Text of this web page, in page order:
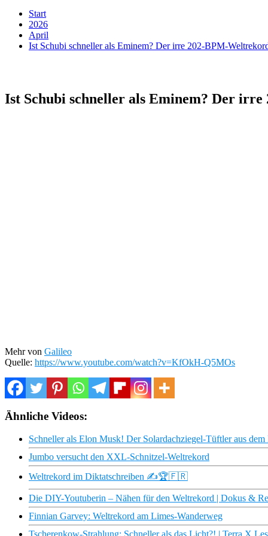
Start
2026
April
Ist Schubi schneller als Eminem? Der irre 202-BPM-
Ist Schubi schneller als Eminem? Der
Mehr von Galileo
Quelle: https://www.youtube.com/watch?v=KfOkH-Q5MOs
Ähnliche Videos:
Schneller als Elon Musk! Der Solardachziegel-Tüftler aus dem
Jumbo versucht den XXL-Schnitzel-Weltrekord
Weltrekord im Diktatschreiben ✍️🏆🇫🇷
Die DIY-Youtuberin – Nähen für den Weltrekord | Dokus &
Finnian Garvey: Weltrekord am Limes-Wanderweg